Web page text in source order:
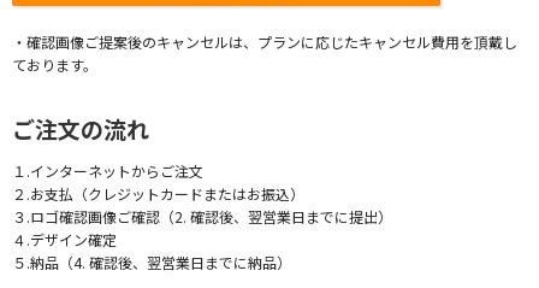
・確認画像ご提案後のキャンセルは、プランに応じたキャンセル費用を頂戴し
ております。
ご注文の流れ
１.インターネットからご注文
２.お支払（クレジットカードまたはお振込）
３.ロゴ確認画像ご確認（2. 確認後、翌営業日までに提出）
４.デザイン確定
５.納品（4. 確認後、翌営業日までに納品）